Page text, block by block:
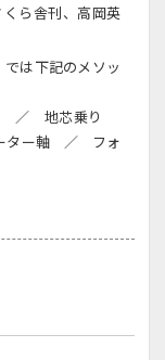
ら舎刊、高岡英
は下記のメソッ
／ 地芯乗り
ター軸 ／ フォ